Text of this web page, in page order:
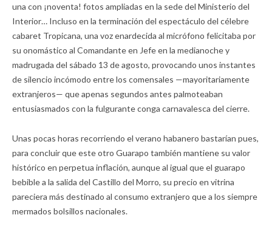
una con ¡noventa! fotos ampliadas en la sede del Ministerio del
Interior… Incluso en la terminación del espectáculo del célebre
cabaret Tropicana, una voz enardecida al micrófono felicitaba por
su onomástico al Comandante en Jefe en la medianoche y
madrugada del sábado 13 de agosto, provocando unos instantes
de silencio incómodo entre los comensales —mayoritariamente
extranjeros— que apenas segundos antes palmoteaban
entusiasmados con la fulgurante conga carnavalesca del cierre.
Unas pocas horas recorriendo el verano habanero bastarían pues,
para concluir que este otro Guarapo también mantiene su valor
histórico en perpetua inflación, aunque al igual que el guarapo
bebible a la salida del Castillo del Morro, su precio en vitrina
pareciera más destinado al consumo extranjero que a los siempre
mermados bolsillos nacionales.